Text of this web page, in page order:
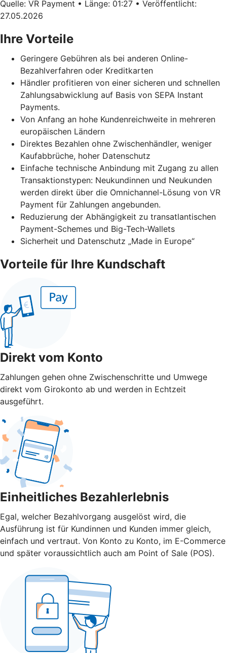
Quelle: VR Payment • Länge: 01:27 • Veröffentlicht:
27.05.2026
Ihre Vorteile
Geringere Gebühren als bei anderen Online-
Bezahlverfahren oder Kreditkarten
Händler profitieren von einer sicheren und schnellen
Zahlungsabwicklung auf Basis von SEPA Instant
Payments.
Von Anfang an hohe Kundenreichweite in mehreren
europäischen Ländern
Direktes Bezahlen ohne Zwischenhändler, weniger
Kaufabbrüche, hoher Datenschutz
Einfache technische Anbindung mit Zugang zu allen
Transaktionstypen: Neukundinnen und Neukunden
werden direkt über die Omnichannel-Lösung von VR
Payment für Zahlungen angebunden.
Reduzierung der Abhängigkeit zu transatlantischen
Payment-Schemes und Big-Tech-Wallets
Sicherheit und Datenschutz „Made in Europe“
Vorteile für Ihre Kundschaft
Direkt vom Konto
Zahlungen gehen ohne Zwischenschritte und Umwege
direkt vom Girokonto ab und werden in Echtzeit
ausgeführt.
Einheitliches Bezahlerlebnis
Egal, welcher Bezahlvorgang ausgelöst wird, die
Ausführung ist für Kundinnen und Kunden immer gleich,
einfach und vertraut. Von Konto zu Konto, im E-Commerce
und später voraussichtlich auch am Point of Sale (POS).